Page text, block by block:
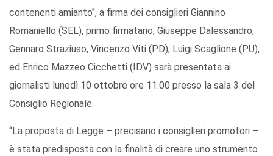
contenenti amianto", a firma dei consiglieri Giannino
Romaniello (SEL), primo firmatario, Giuseppe Dalessandro,
Gennaro Straziuso, Vincenzo Viti (PD), Luigi Scaglione (PU),
ed Enrico Mazzeo Cicchetti (IDV) sarà presentata ai
giornalisti lunedì 10 ottobre ore 11.00 presso la sala 3 del
Consiglio Regionale.
“La proposta di Legge – precisano i consiglieri promotori –
è stata predisposta con la finalità di creare uno strumento